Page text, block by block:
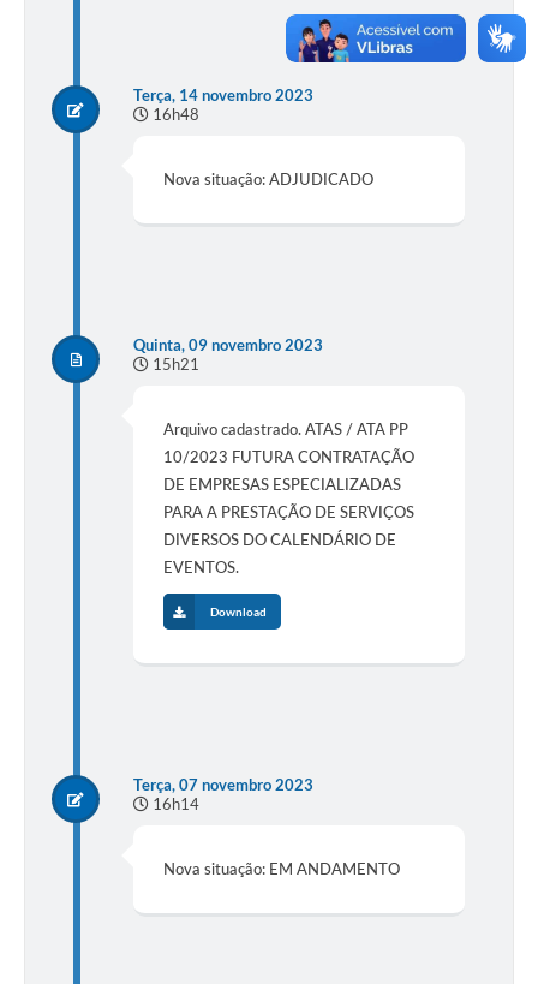
Terça, 14 novembro 2023
16h48
Nova situação: ADJUDICADO
Quinta, 09 novembro 2023
15h21
Arquivo cadastrado. ATAS / ATA PP
10/2023 FUTURA CONTRATAÇÃO
DE EMPRESAS ESPECIALIZADAS
PARA A PRESTAÇÃO DE SERVIÇOS
DIVERSOS DO CALENDÁRIO DE
EVENTOS.
Download
Terça, 07 novembro 2023
16h14
Nova situação: EM ANDAMENTO